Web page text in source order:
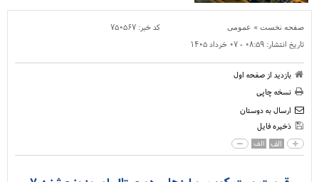
صفحه نخست » عمومی کد خبر: ۷۵۰۵۶۷
تاریخ انتشار: ۰۸:۵۹ - ۰۷ خرداد ۱۴۰۵
بازدید از صفحه اول
نسخه چاپی
ارسال به دوستان
ذخیره فایل
الف الف